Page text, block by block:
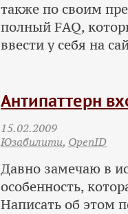
также по своим
полный FAQ,
ввести у себя на
Антипаттерн
15.02.2009
Юзабилити, OpenID
Давно замечаю в
особенность,
Написать об этом